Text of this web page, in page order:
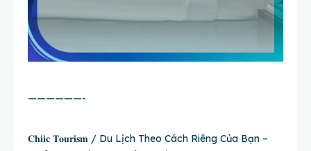
——————-
𝐂𝐡𝐢𝐢𝐜 𝐓𝐨𝐮𝐫𝐢𝐬𝐦 / Du Lịch Theo Cách Riêng Của Bạn –